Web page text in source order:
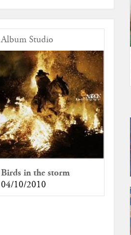
Album Studio
Birds in the storm
04/10/2010